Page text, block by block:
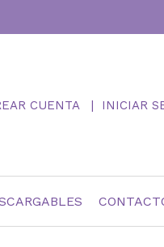
CUENTA INICIAR